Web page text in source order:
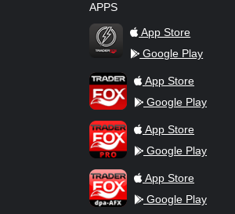
APPS
App Store
Google Play
TraderFox AppApp Store
Google Play
TraderFox ProApp Store
Google Play
TraderFox dpa-AFX
App Store
Google Play